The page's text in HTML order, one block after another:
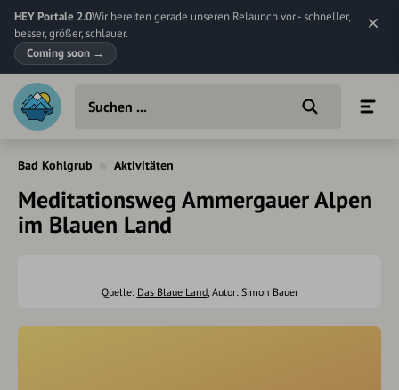
HEY Portale 2.0Wir bereiten gerade unseren Relaunch vor - schneller,
besser, größer, schlauer.
Coming soon →
Bad Kohlgrub Aktivitäten
Meditationsweg Ammergauer Alpen
im Blauen Land
Quelle: Das Blaue Land, Autor: Simon Bauer